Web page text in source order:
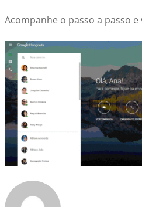
Acompanhe o passo a passo e